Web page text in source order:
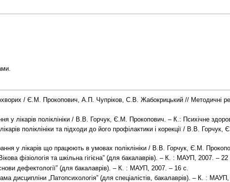
/ Є.М. Прокопович, А.П. Чупріков, С.В. Жабокрицький // Методичні
у лікарів поліклініки / В.В. Горчук, Є.М. Прокопович. – К.: Психічне
поліклініки та підходи до його профілактики і корекції / В.В. Горчук,
у лікарів що працюють в умовах поліклініки / В.В. Горчук, Є.М.
фізіологія та шкільна гігієна” (для бакалаврів). – К. : МАУП, 2007. – 22
дефектології” (для бакалаврів). – К. : МАУП, 2007. – 16 с.
„Патопсихологія” (для спеціалістів, бакалаврів). – К. :